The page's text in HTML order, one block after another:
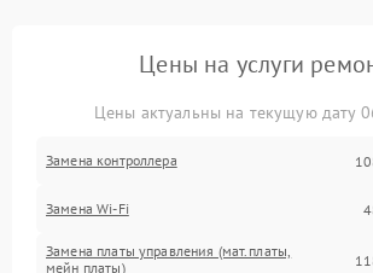
Цены на услуги
Цены актуальны на текущую дату
Замена контроллера
Замена Wi-Fi
Замена платы управления (мат.платы,
мейн платы)